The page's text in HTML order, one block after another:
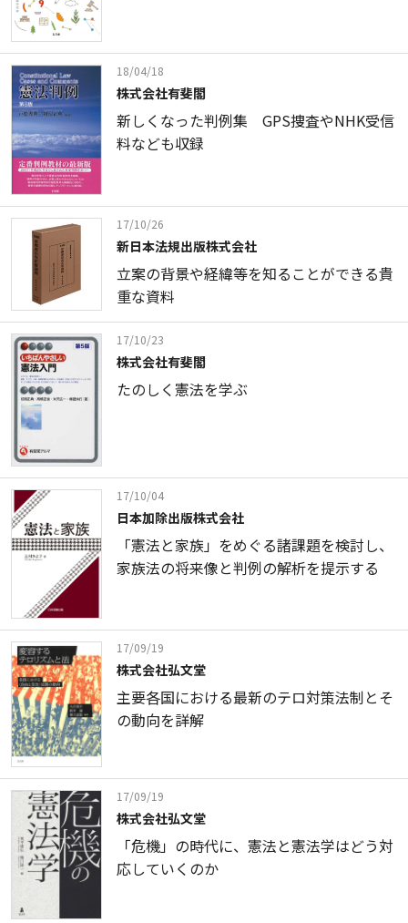
18/04/18
株式会社有斐閣
新しくなった判例集 GPS捜査やNHK受信
料なども収録
17/10/26
新日本法規出版株式会社
立案の背景や経緯等を知ることができる貴
重な資料
17/10/23
株式会社有斐閣
たのしく憲法を学ぶ
17/10/04
日本加除出版株式会社
「憲法と家族」をめぐる諸課題を検討し、
家族法の将来像と判例の解析を提示する
17/09/19
株式会社弘文堂
主要各国における最新のテロ対策法制とそ
の動向を詳解
17/09/19
株式会社弘文堂
「危機」の時代に、憲法と憲法学はどう対
応していくのか